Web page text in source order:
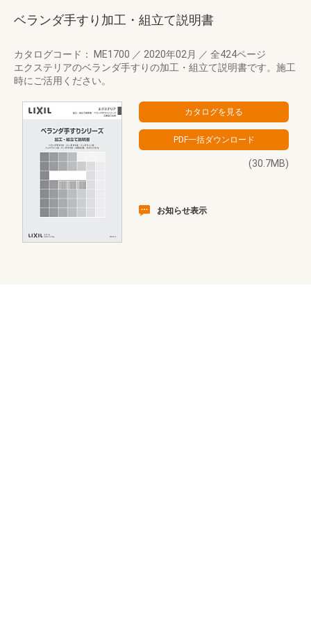
ベランダ手すり加工・組立て説明書
カタログコード： ME1700 ／ 2020年02月 ／ 全424ページ
エクステリアのベランダ手すりの加工・組立て説明書です。施工
時にご活用ください。
(30.7MB)
お知らせ表示